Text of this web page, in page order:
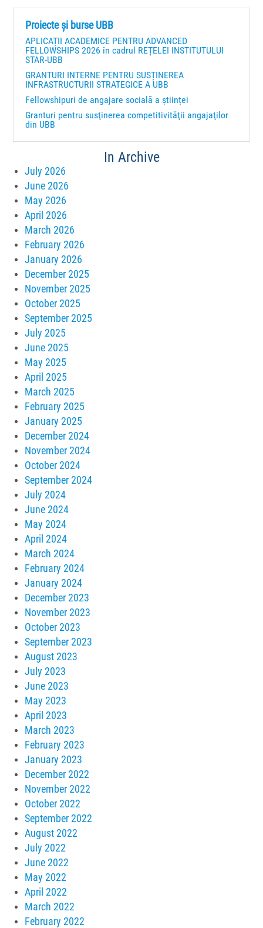
Proiecte și burse UBB
APLICAȚII ACADEMICE PENTRU ADVANCED
FELLOWSHIPS 2026 în cadrul REȚELEI INSTITUTULUI
STAR-UBB
GRANTURI INTERNE PENTRU SUSȚINEREA
INFRASTRUCTURII STRATEGICE A UBB
Fellowshipuri de angajare socială a științei
Granturi pentru susţinerea competitivităţii angajaţilor
din UBB
In Archive
July 2026
June 2026
May 2026
April 2026
March 2026
February 2026
January 2026
December 2025
November 2025
October 2025
September 2025
July 2025
June 2025
May 2025
April 2025
March 2025
February 2025
January 2025
December 2024
November 2024
October 2024
September 2024
July 2024
June 2024
May 2024
April 2024
March 2024
February 2024
January 2024
December 2023
November 2023
October 2023
September 2023
August 2023
July 2023
June 2023
May 2023
April 2023
March 2023
February 2023
January 2023
December 2022
November 2022
October 2022
September 2022
August 2022
July 2022
June 2022
May 2022
April 2022
March 2022
February 2022